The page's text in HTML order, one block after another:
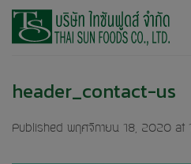
Skip
header_contact-us
Published พฤศจิกายน 18, 2020 at